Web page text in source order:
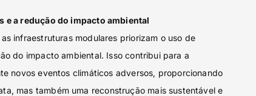
e a redução do impacto ambiental
infraestruturas modulares priorizam o uso de
do impacto ambiental. Isso contribui para a
novos eventos climáticos adversos, proporcionando
mas também uma reconstrução mais sustentável e